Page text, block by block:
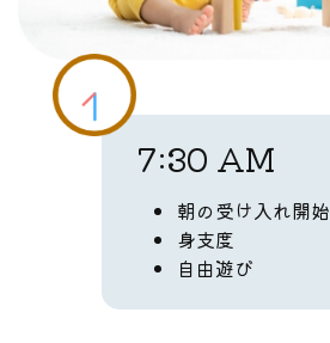
7:30 AM
朝の受け入れ開始
身支度
自由遊び